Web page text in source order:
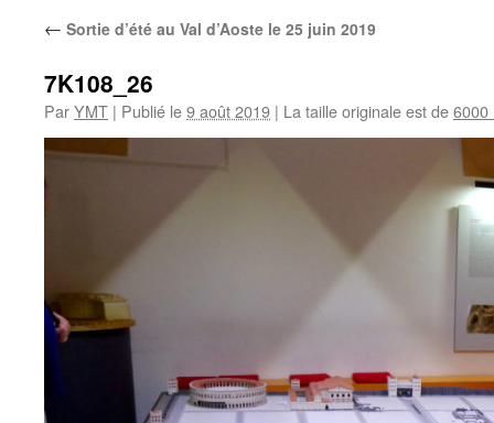
← Sortie d’été au Val d’Aoste le 25 juin 2019
7K108_26
ParYMT | Publié le9 août 2019 | La taille originale est de6000